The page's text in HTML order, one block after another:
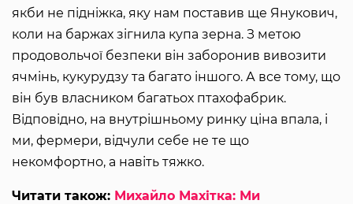
якби не підніжка, яку нам поставив ще Янукович,
коли на баржах зігнила купа зерна. З метою
продовольчої безпеки він заборонив вивозити
ячмінь, кукурудзу та багато іншого. А все тому, що
він був власником багатьох птахофабрик.
Відповідно, на внутрішньому ринку ціна впала, і
ми, фермери, відчули себе не те що
некомфортно, а навіть тяжко.
Читати також: Михайло Махітка: Ми